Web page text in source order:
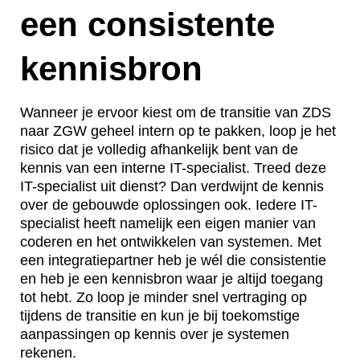
een consistente
kennisbron
Wanneer je ervoor kiest om de transitie van ZDS
naar ZGW geheel intern op te pakken, loop je het
risico dat je volledig afhankelijk bent van de
kennis van een interne IT-specialist. Treed deze
IT-specialist uit dienst? Dan verdwijnt de kennis
over de gebouwde oplossingen ook. Iedere IT-
specialist heeft namelijk een eigen manier van
coderen en het ontwikkelen van systemen. Met
een integratiepartner heb je wél die consistentie
en heb je een kennisbron waar je altijd toegang
tot hebt. Zo loop je minder snel vertraging op
tijdens de transitie en kun je bij toekomstige
aanpassingen op kennis over je systemen
rekenen.